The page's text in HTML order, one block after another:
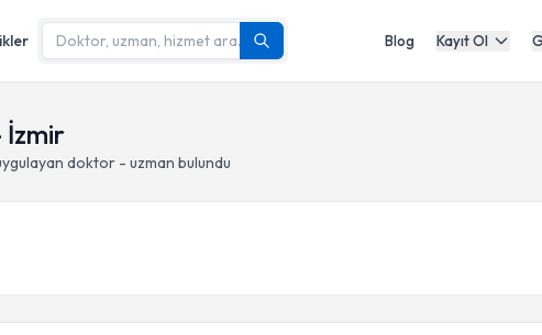
Blog Kayıt Ol
İzmir
doktor - uzman bulundu